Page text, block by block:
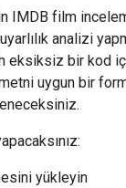
IMDB film
analizi
eksiksiz bir kod
uygun bir
yükleyin